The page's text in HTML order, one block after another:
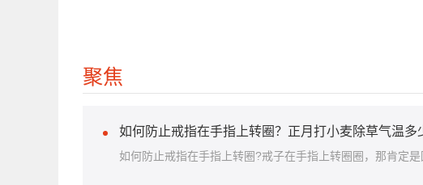
聚焦
如何防止戒指在手指上转圈？正月打小麦除草气温多
如何防止戒指在手指上转圈?戒子在手指上转圈圈，那肯定是